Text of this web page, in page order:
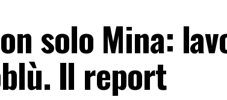
solo Mina:
Il report